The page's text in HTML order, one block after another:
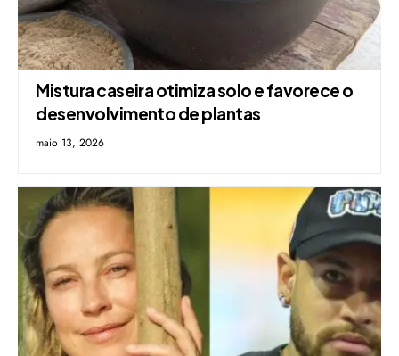
Mistura caseira otimiza solo e favorece o
desenvolvimento de plantas
maio 13, 2026